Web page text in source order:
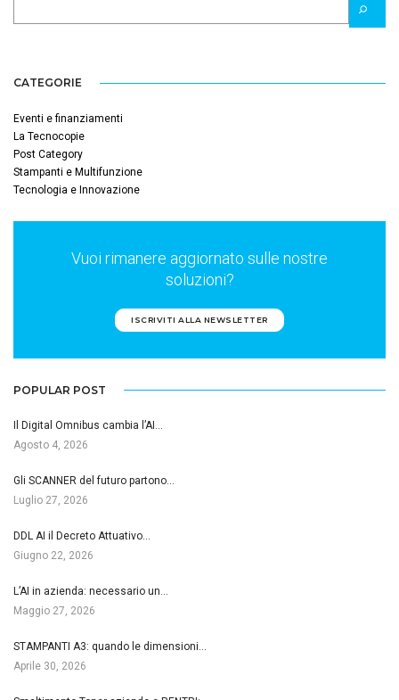
CATEGORIE
Eventi e finanziamenti
La Tecnocopie
Post Category
Stampanti e Multifunzione
Tecnologia e Innovazione
Vuoi rimanere aggiornato sulle nostre
soluzioni?
ISCRIVITI ALLA NEWSLETTER
POPULAR POST
Il Digital Omnibus cambia l’AI…
Agosto 4, 2026
Gli SCANNER del futuro partono…
Luglio 27, 2026
DDL AI il Decreto Attuativo…
Giugno 22, 2026
L’AI in azienda: necessario un…
Maggio 27, 2026
STAMPANTI A3: quando le dimensioni…
Aprile 30, 2026